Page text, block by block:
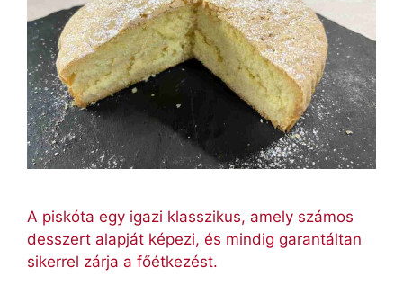
A piskóta egy igazi klasszikus, amely számos
desszert alapját képezi, és mindig garantáltan
sikerrel zárja a főétkezést.